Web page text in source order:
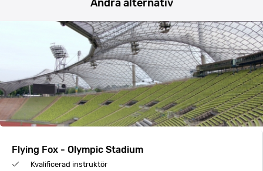
Andra alternativ
Flying Fox - Olympic Stadium
Kvalificerad instruktör